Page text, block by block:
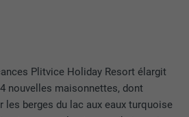
Plitvice Holiday Resort élargit
nouvelles maisonnettes, dont
les berges du lac aux eaux turquoise